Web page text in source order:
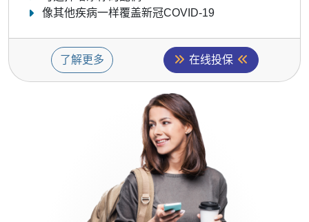
像其他疾病一样覆盖新冠COVID-19
了解更多 在线投保